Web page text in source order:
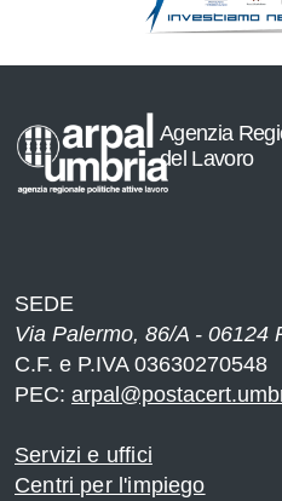
Agenzia
del Lavoro
SEDE
Via Palermo, 86/A - 06124
C.F. e P.IVA 03630270548
PEC:
Servizi e uffici
Centri per l'impiego